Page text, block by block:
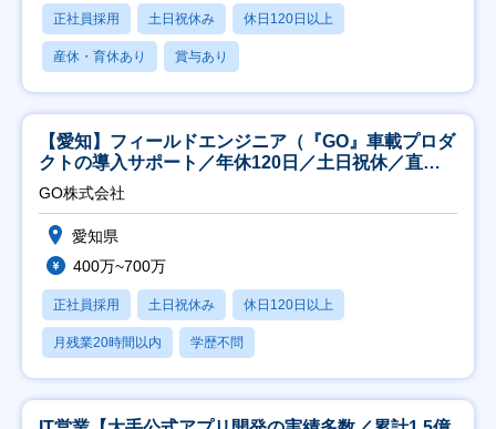
正社員採用 土日祝休み 休日120日以上
産休・育休あり 賞与あり
【愛知】フィールドエンジニア（『GO』車載プロダ
クトの導入サポート／年休120日／土日祝休／直行
直帰
GO株式会社
愛知県
400万~700万
正社員採用 土日祝休み 休日120日以上
月残業20時間以内 学歴不問